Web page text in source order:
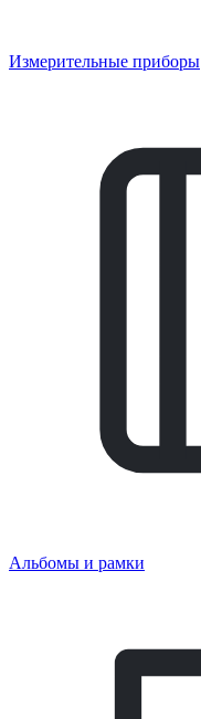
Измерительные приборы
Альбомы и рамки